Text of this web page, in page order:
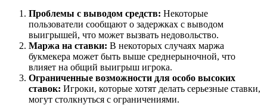
Проблемы с выводом средств: Некоторые
пользователи сообщают о задержках с выводом
выигрышей, что может вызвать недовольство.
Маржа на ставки: В некоторых случаях маржа
букмекера может быть выше среднерыночной, что
влияет на общий выигрыш игрока.
Ограниченные возможности для особо высоких
ставок: Игроки, которые хотят делать серьезные ставки,
могут столкнуться с ограничениями.